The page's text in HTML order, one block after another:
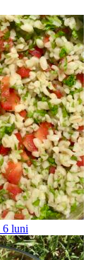
6 luni